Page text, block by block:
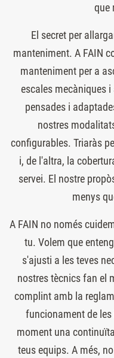
que
El secret per
manteniment. A FAIN
manteniment per a
escales mecàniques
pensades i
nostres
configurables. Triaràs
i, de l'altra, la
servei. El nostre
menys
A FAIN no només
tu. Volem que
s'ajusti a les teves
nostres tècnics fan el
complint amb la
funcionament de
moment una
teus equips. A més,